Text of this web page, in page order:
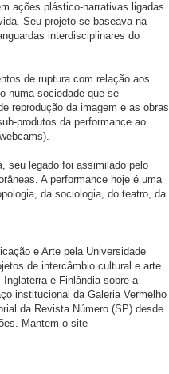
ações plástico-narrativas ligadas
Seu projeto se baseava na
interdisciplinares do
de ruptura com relação aos
numa sociedade que se
reprodução da imagem e as obras
produtos da performance ao
seu legado foi assimilado pelo
A performance hoje é uma
da sociologia, do teatro, da
e Arte pela Universidade
de intercâmbio cultural e arte
e Finlândia sobre a
institucional da Galeria Vermelho
da Revista Número (SP) desde
Mantem o site